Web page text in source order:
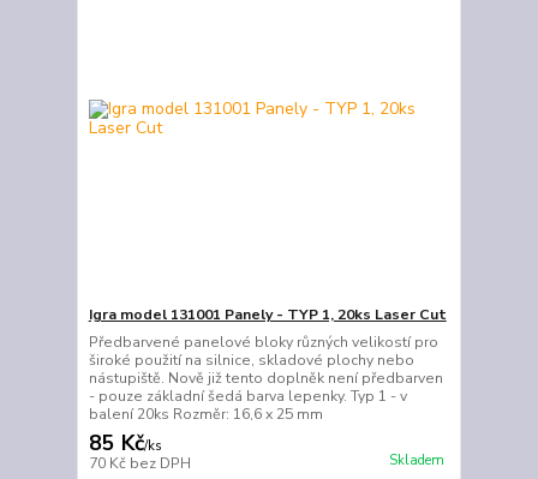
Igra model 131001 Panely - TYP 1, 20ks Laser Cut
Předbarvené panelové bloky různých velikostí pro
široké použití na silnice, skladové plochy nebo
nástupiště. Nově již tento doplněk není předbarven
- pouze základní šedá barva lepenky. Typ 1 - v
balení 20ks Rozměr: 16,6 x 25 mm
85 Kč/ks
70 Kč bez DPH Skladem